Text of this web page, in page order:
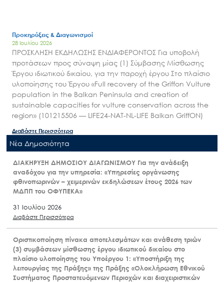
Προκηρύξεις & Διαγωνισμοί
28 Ιουλίου 2026
ΠΡΟΣΚΛΗΣΗ ΕΚΔΗΛΩΣΗΣ ΕΝΔΙΑΦΕΡΟΝΤΟΣ Για υποβολή
προτάσεων προς σύναψη μίας (1) Σύμβασης Μίσθωσης
Έργου ιδιωτικού δικαίου, για την παροχή έργου Στο πλαίσιο
υλοποίησης του Έργου «Full recovery of the Griffon Vulture
population in the Balkan Peninsula and creation of
sustainable capacities for vulture conservation across the
region» (101215506 — LIFE24-NAT-NL-LIFE Balkan GriffON)
Διαβάστε Περισσότερα
Nέα Δημοσιότητα
ΔΙΑΚΗΡΥΞΗ ΔΗΜΟΣΙΟΥ ΔΙΑΓΩΝΙΣΜΟΥ Για την ανάδειξη
αναδόχου για την υπηρεσία: «Υπηρεσίες οργάνωσης
φθινοπωρινών – χειμερινών εκδηλώσεων έτους 2026 των
ΜΔΠΠ του ΟΦΥΠΕΚΑ»
31 Ιουλίου 2026
Διαβάστε Περισσότερα
Οριστικοποίηση πίνακα αποτελεσμάτων και ανάθεση τριών
(3) συμβάσεων μίσθωσης έργου ιδιωτικού δικαίου στο
πλαίσιο υλοποίησης του Υποέργου 1: «Υποστήριξη της
λειτουργίας της Πράξης» της Πράξης «Ολοκλήρωση Εθνικού
Συστήματος Προστατευόμενων Περιοχών και διαχειριστικών